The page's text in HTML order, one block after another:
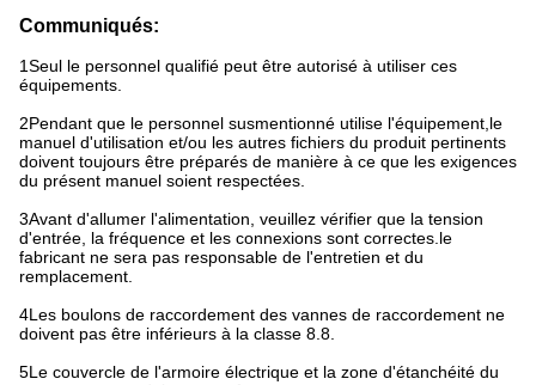
Communiqués:
1Seul le personnel qualifié peut être autorisé à utiliser ces
équipements.
2Pendant que le personnel susmentionné utilise l'équipement,le
manuel d'utilisation et/ou les autres fichiers du produit pertinents
doivent toujours être préparés de manière à ce que les exigences
du présent manuel soient respectées.
3Avant d'allumer l'alimentation, veuillez vérifier que la tension
d'entrée, la fréquence et les connexions sont correctes.le
fabricant ne sera pas responsable de l'entretien et du
remplacement.
4Les boulons de raccordement des vannes de raccordement ne
doivent pas être inférieurs à la classe 8.8.
5Le couvercle de l'armoire électrique et la zone d'étanchéité du